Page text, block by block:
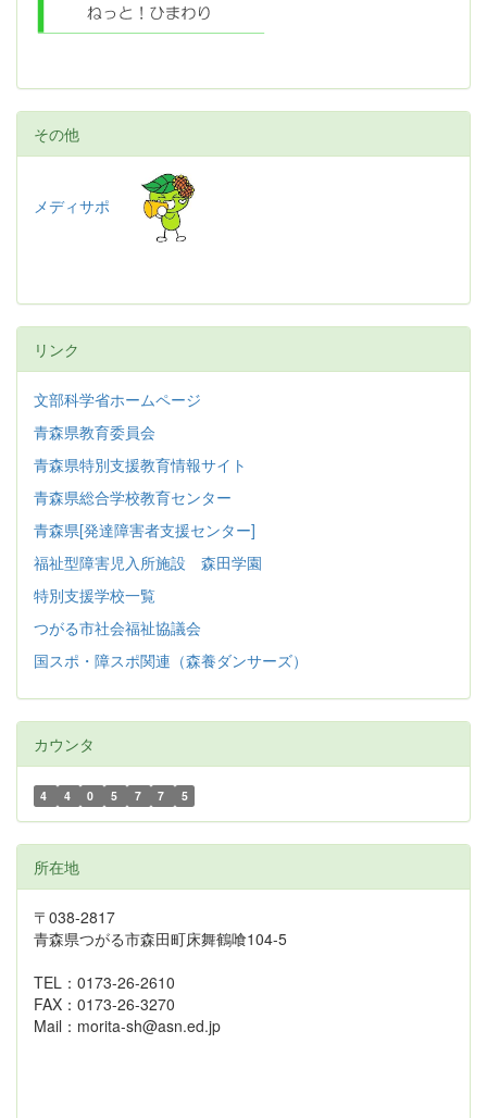
その他
メディサポ
リンク
文部科学省ホームページ
青森県教育委員会
青森県特別支援教育情報サイト
青森県総合学校教育センター
青森県[発達障害者支援センター]
福祉型障害児入所施設 森田学園
特別支援学校一覧
つがる市社会福祉協議会
国スポ・障スポ関連（森養ダンサーズ）
カウンタ
4 4 0 5 7 7 5
所在地
〒038-2817
青森県つがる市森田町床舞鶴喰104-5
TEL：0173-26-2610
FAX：0173-26-3270
Mail：morita-sh@asn.ed.jp